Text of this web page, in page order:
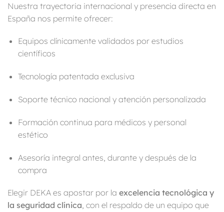
Nuestra trayectoria internacional y presencia directa en
España nos permite ofrecer:
Equipos clínicamente validados por estudios
científicos
Tecnología patentada exclusiva
Soporte técnico nacional y atención personalizada
Formación continua para médicos y personal
estético
Asesoría integral antes, durante y después de la
compra
Elegir DEKA es apostar por la excelencia tecnológica y
la seguridad clínica, con el respaldo de un equipo que